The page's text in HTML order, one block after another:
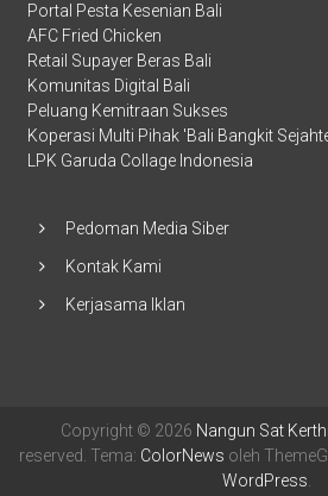
Portal Pesta Kesenian Bali
AFC Fried Chicken
Retail Supayer Beras Bali
Komunitas Digital Bali
Peluang Kemitraan Sukses
Koperasi Multi Pihak 'Bali Bangkit
LPK Garuda Collage Indonesia
Pedoman Media Siber
Kontak Kami
Kerjasama Iklan
Copyright © 2026 Nangun Sat
reserved. Tema: ColorNews oleh
WordPress